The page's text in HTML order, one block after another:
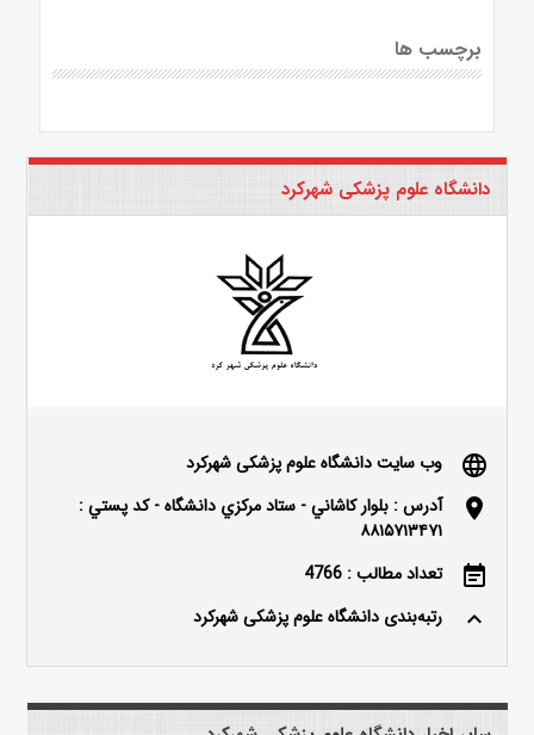
برچسب ها
دانشگاه علوم پزشکی شهرکرد
language وب سایت دانشگاه علوم پزشکی شهرکرد
location_on
آدرس : بلوار كاشاني - ستاد مركزي دانشگاه - كد پستي :
۸۸۱۵۷۱۳۴۷۱
event_note تعداد مطالب : 4766
keyboard_arrow_up رتبه‌بندی دانشگاه علوم پزشکی شهرکرد